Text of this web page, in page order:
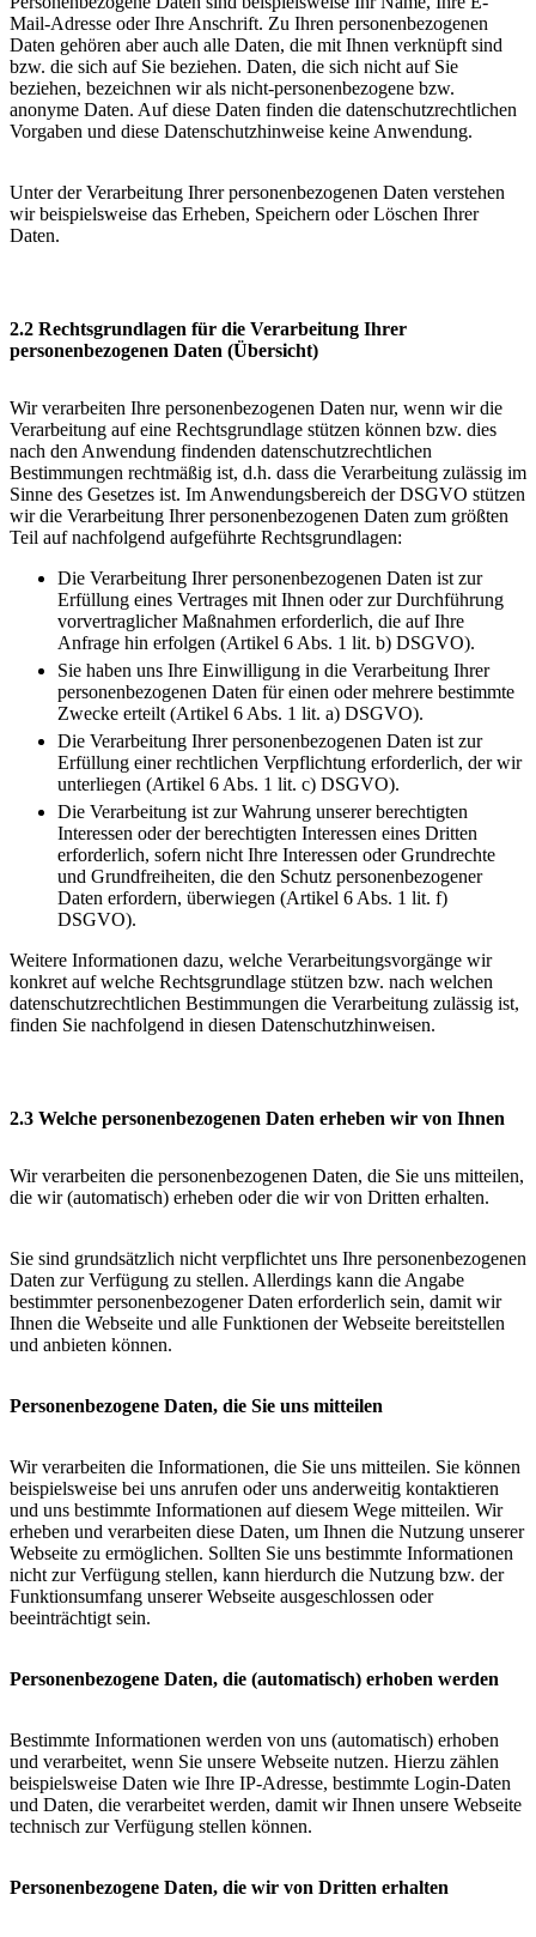
Mail-Adresse oder Ihre Anschrift. Zu Ihren personenbezogenen
Daten gehören aber auch alle Daten, die mit Ihnen verknüpft sind
bzw. die sich auf Sie beziehen. Daten, die sich nicht auf Sie
beziehen, bezeichnen wir als nicht-personenbezogene bzw.
anonyme Daten. Auf diese Daten finden die datenschutzrechtlichen
Vorgaben und diese Datenschutzhinweise keine Anwendung.
Unter der Verarbeitung Ihrer personenbezogenen Daten verstehen
wir beispielsweise das Erheben, Speichern oder Löschen Ihrer
Daten.
2.2 Rechtsgrundlagen für die Verarbeitung Ihrer
personenbezogenen Daten (Übersicht)
Wir verarbeiten Ihre personenbezogenen Daten nur, wenn wir die
Verarbeitung auf eine Rechtsgrundlage stützen können bzw. dies
nach den Anwendung findenden datenschutzrechtlichen
Bestimmungen rechtmäßig ist, d.h. dass die Verarbeitung zulässig im
Sinne des Gesetzes ist. Im Anwendungsbereich der DSGVO stützen
wir die Verarbeitung Ihrer personenbezogenen Daten zum größten
Teil auf nachfolgend aufgeführte Rechtsgrundlagen:
Die Verarbeitung Ihrer personenbezogenen Daten ist zur
Erfüllung eines Vertrages mit Ihnen oder zur Durchführung
vorvertraglicher Maßnahmen erforderlich, die auf Ihre
Anfrage hin erfolgen (Artikel 6 Abs. 1 lit. b) DSGVO).
Sie haben uns Ihre Einwilligung in die Verarbeitung Ihrer
personenbezogenen Daten für einen oder mehrere bestimmte
Zwecke erteilt (Artikel 6 Abs. 1 lit. a) DSGVO).
Die Verarbeitung Ihrer personenbezogenen Daten ist zur
Erfüllung einer rechtlichen Verpflichtung erforderlich, der wir
unterliegen (Artikel 6 Abs. 1 lit. c) DSGVO).
Die Verarbeitung ist zur Wahrung unserer berechtigten
Interessen oder der berechtigten Interessen eines Dritten
erforderlich, sofern nicht Ihre Interessen oder Grundrechte
und Grundfreiheiten, die den Schutz personenbezogener
Daten erfordern, überwiegen (Artikel 6 Abs. 1 lit. f)
DSGVO).
Weitere Informationen dazu, welche Verarbeitungsvorgänge wir
konkret auf welche Rechtsgrundlage stützen bzw. nach welchen
datenschutzrechtlichen Bestimmungen die Verarbeitung zulässig ist,
finden Sie nachfolgend in diesen Datenschutzhinweisen.
2.3 Welche personenbezogenen Daten erheben wir von Ihnen
Wir verarbeiten die personenbezogenen Daten, die Sie uns mitteilen,
die wir (automatisch) erheben oder die wir von Dritten erhalten.
Sie sind grundsätzlich nicht verpflichtet uns Ihre personenbezogenen
Daten zur Verfügung zu stellen. Allerdings kann die Angabe
bestimmter personenbezogener Daten erforderlich sein, damit wir
Ihnen die Webseite und alle Funktionen der Webseite bereitstellen
und anbieten können.
Personenbezogene Daten, die Sie uns mitteilen
Wir verarbeiten die Informationen, die Sie uns mitteilen. Sie können
beispielsweise bei uns anrufen oder uns anderweitig kontaktieren
und uns bestimmte Informationen auf diesem Wege mitteilen. Wir
erheben und verarbeiten diese Daten, um Ihnen die Nutzung unserer
Webseite zu ermöglichen. Sollten Sie uns bestimmte Informationen
nicht zur Verfügung stellen, kann hierdurch die Nutzung bzw. der
Funktionsumfang unserer Webseite ausgeschlossen oder
beeinträchtigt sein.
Personenbezogene Daten, die (automatisch) erhoben werden
Bestimmte Informationen werden von uns (automatisch) erhoben
und verarbeitet, wenn Sie unsere Webseite nutzen. Hierzu zählen
beispielsweise Daten wie Ihre IP-Adresse, bestimmte Login-Daten
und Daten, die verarbeitet werden, damit wir Ihnen unsere Webseite
technisch zur Verfügung stellen können.
Personenbezogene Daten, die wir von Dritten erhalten